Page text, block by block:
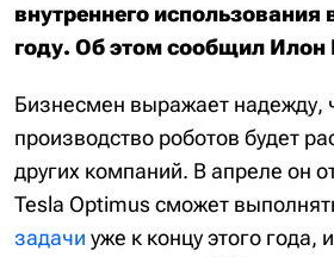
внутреннего
году. Об этом сообщил Илон
Бизнесмен выражает надежду,
производство роботов будет
других компаний. В апреле он
Tesla Optimus сможет
задачи уже к концу этого года,